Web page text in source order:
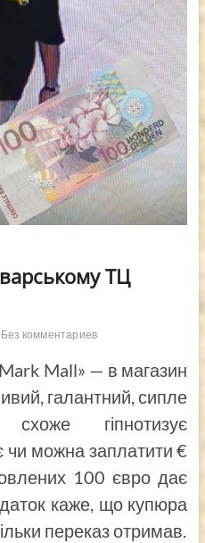
ТЦ
комментариев
Mall» — в магазин
галантний, сипле
гіпнотизує
можна заплатити €
100 євро дає
каже, що купюра
переказ отримав.